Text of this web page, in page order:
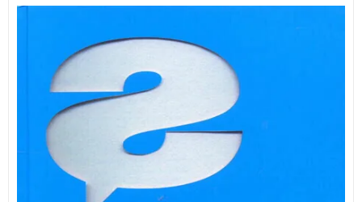
humoristov. Naslov avtobiografskega dela Nekega dne
jaz govoriti lepo namiguje na obupne avtorjeve
napore, da bi se naučil francoščine, potem ko se je s
svojim partnerjem Hughom preselil v Normandijo.